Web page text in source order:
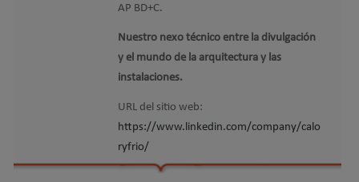
AP BD+C.
Nuestro nexo técnico entre la divulgación
y el mundo de la arquitectura y las
instalaciones.
URL del sitio web:
https://www.linkedin.com/company/calo
ryfrio/